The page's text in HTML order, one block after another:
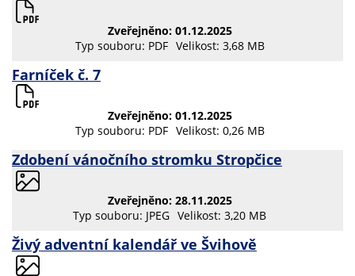
Zveřejněno: 01.12.2025
Typ souboru: PDF Velikost: 3,68 MB
Farníček č. 7
Zveřejněno: 01.12.2025
Typ souboru: PDF Velikost: 0,26 MB
Zdobení vánočního stromku Stropčice
Zveřejněno: 28.11.2025
Typ souboru: JPEG Velikost: 3,20 MB
Živý adventní kalendář ve Švihově